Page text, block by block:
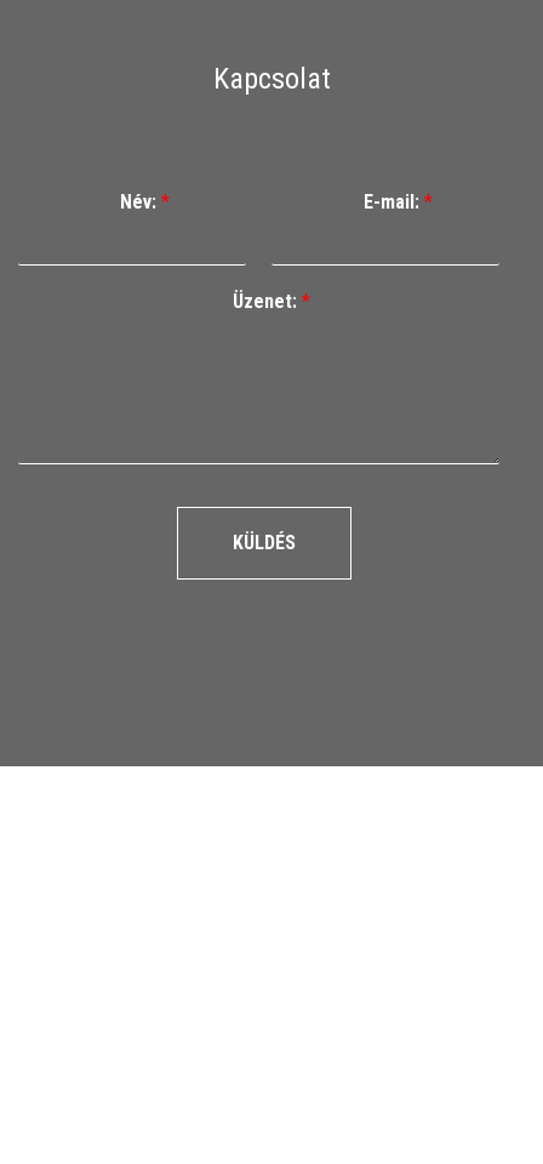
Kapcsolat
Név: * E-mail: *
Üzenet: *
KÜLDÉS